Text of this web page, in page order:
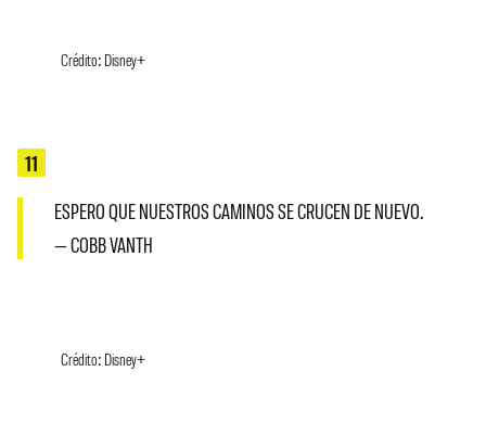
Crédito: Disney+
11
ESPERO QUE NUESTROS CAMINOS SE CRUCEN DE NUEVO.
— COBB VANTH
Crédito: Disney+